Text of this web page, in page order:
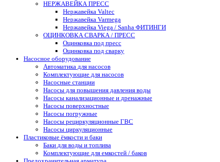
НЕРЖАВЕЙКА ПРЕСС
Нержавейка Valtec
Нержавейка Varmega
Нержавейка Viega / Sanha ФИТИНГИ
ОЦИНКОВКА СВАРКА / ПРЕСС
Оцинковка под пресс
Оцинковка под сварку
Насосное оборудование
Автоматика для насосов
Комплектующие для насосов
Насосные станции
Насосы для повышения давления воды
Насосы канализационные и дренажные
Насосы поверхностные
Насосы погружные
Насосы рециркуляционные ГВС
Насосы циркуляционные
Пластиковые ёмкости и баки
Баки для воды и топлива
Комплектующие для емкостей / баков